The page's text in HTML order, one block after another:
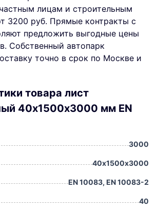
лицам и строительным
3200 руб. Прямые контракты с
предложить выгодные цены
Собственный автопарк
точно в срок по Москве и
товара лист
40х1500х3000 мм EN
3000
40х1500х3000
EN 10083, EN 10083-2
40